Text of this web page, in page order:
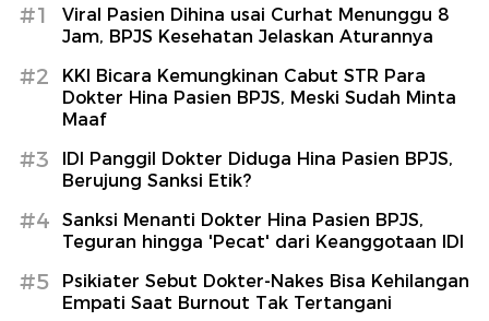
#1
Viral Pasien Dihina usai Curhat Menunggu 8
Jam, BPJS Kesehatan Jelaskan Aturannya
#2
KKI Bicara Kemungkinan Cabut STR Para
Dokter Hina Pasien BPJS, Meski Sudah Minta
Maaf
#3
IDI Panggil Dokter Diduga Hina Pasien BPJS,
Berujung Sanksi Etik?
#4
Sanksi Menanti Dokter Hina Pasien BPJS,
Teguran hingga 'Pecat' dari Keanggotaan IDI
#5
Psikiater Sebut Dokter-Nakes Bisa Kehilangan
Empati Saat Burnout Tak Tertangani